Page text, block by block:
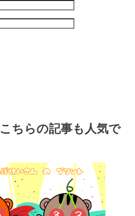
こちらの記事も人気で